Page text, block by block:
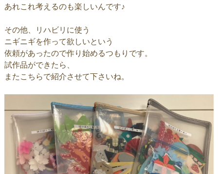
あれこれ考えるのも楽しいんです♪
その他、リハビリに使う
ニギニギを作って欲しいという
依頼があったので作り始めるつもりです。
試作品ができたら、
またこちらで紹介させて下さいね。